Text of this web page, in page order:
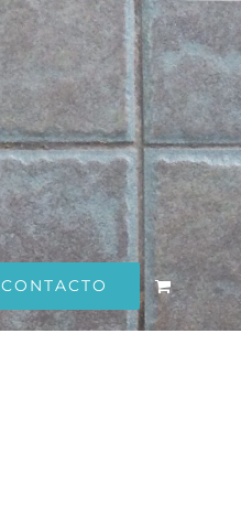
CONTACTO